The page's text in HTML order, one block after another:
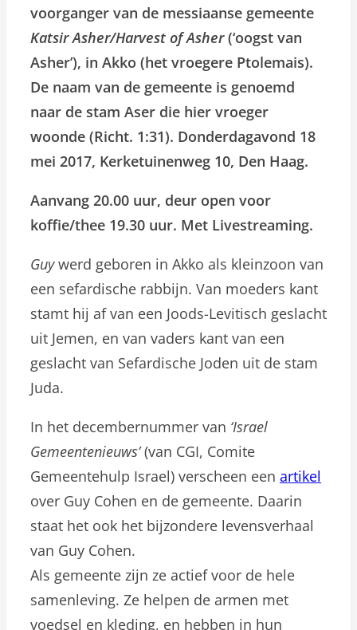
voorganger van de messiaanse gemeente
Katsir Asher/Harvest of Asher(‘oogst van
Asher’), in Akko (het vroegere Ptolemais).
De naam van de gemeente is genoemd
naar de stam Aser die hier vroeger
woonde (Richt. 1:31). Donderdagavond 18
mei 2017, Kerketuinenweg 10, Den Haag.
Aanvang 20.00 uur, deur open voor
koffie/thee 19.30 uur. Met Livestreaming.
Guywerd geboren in Akko als kleinzoon van
een sefardische rabbijn. Van moeders kant
stamt hij af van een Joods-Levitisch geslacht
uit Jemen, en van vaders kant van een
geslacht van Sefardische Joden uit de stam
Juda.
In het decembernummer van ‘Israel
Gemeentenieuws’(van CGI, Comite
Gemeentehulp Israel) verscheen een artikel
over Guy Cohen en de gemeente. Daarin
staat het ook het bijzondere levensverhaal
van Guy Cohen.
Als gemeente zijn ze actief voor de hele
samenleving. Ze helpen de armen met
voedsel en kleding, en hebben in hun